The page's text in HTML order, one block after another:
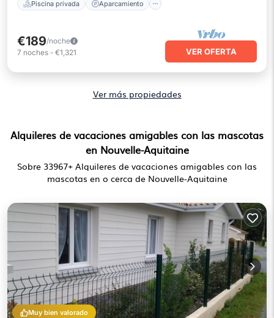
Piscina privada Aparcamiento
€189/noche
7 noches - €1,321 VER OFERTA
Ver más propiedades
Alquileres de vacaciones amigables con las mascotas
en Nouvelle-Aquitaine
Sobre 33967+ Alquileres de vacaciones amigables con las
mascotas en o cerca de Nouvelle-Aquitaine
Muy bien valorado